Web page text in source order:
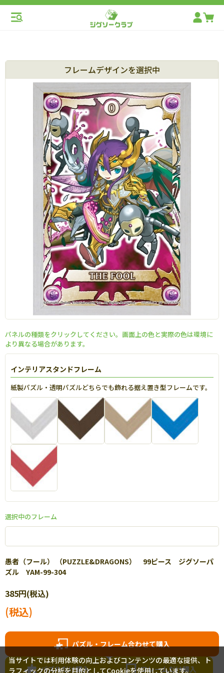
フレームデザインを選択中
パネルの種類をクリックしてください。画面上の色と実際の色は環境に
より異なる場合があります。
インテリアスタンドフレーム
紙製パズル・透明パズルどちらでも飾れる据え置き型フレームです。
選択中のフレーム
愚者（フール） （PUZZLE&DRAGONS） 99ピース ジグソーパ
ズル YAM-99-304
385円(税込)
(税込)
パズル・フレーム合わせて購入
パズルだけ購入 フレームだけ購入
当サイトでは利用体験の向上およびコンテンツの最適な提供、ト
ラフィックの分析を目的としてCookieを使用しています。